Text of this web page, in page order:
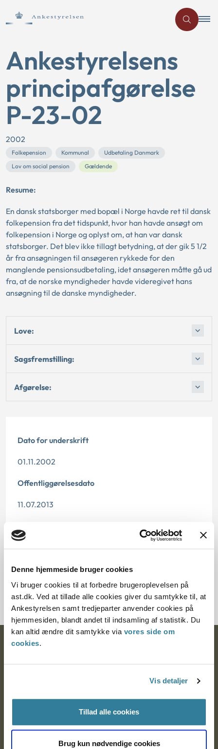
Denne hjemmeside bruger cookies
Vi bruger cookies til at forbedre brugeroplevelsen på
ast.dk. Ved at tillade alle cookies giver du samtykke til, at
Ankestyrelsen samt tredjeparter anvender cookies på
hjemmesiden, blandt andet til indsamling af statistik. Du
kan altid ændre dit samtykke via vores side om
cookies.
Vis detaljer
Tillad alle cookies
Brug kun nødvendige cookies
Ankestyrelsens
principafgørelse
P-23-02
2002
Folkepension Kommunal
Udbetaling Danmark
Lov om social pension
Gældende
Resume:
En dansk statsborger med bopæl i Norge havde ret til dansk
folkepension fra det tidspunkt, hvor han havde ansøgt om
folkepension i Norge og oplyst om, at han var dansk
statsborger. Det blev ikke tillagt betydning, at der gik 5 1/2
år fra ansøgningen til ansøgeren rykkede for den
manglende pensionsudbetaling, idet ansøgeren måtte gå ud
fra, at de norske myndigheder havde videregivet hans
ansøgning til de danske myndigheder.
Love:
Sagsfremstilling:
Afgørelse:
Dato for underskrift
01.11.2002
Offentliggørelsesdato
11.07.2013
§ 33
Journalnummer
6700045-02
Ankestyrelsen
Postadresse:
9000 Aalborg